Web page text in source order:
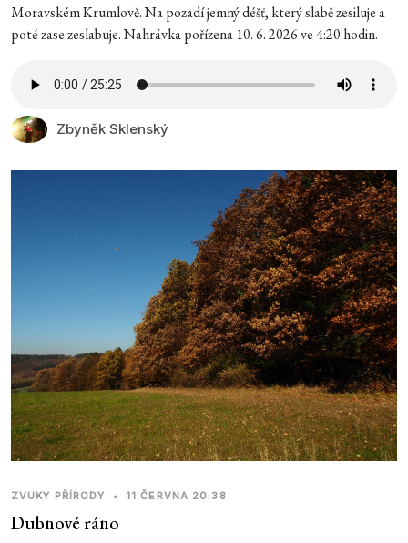
Moravském Krumlově. Na pozadí jemný déšť, který slabě zesiluje a
poté zase zeslabuje. Nahrávka pořízena 10. 6. 2026 ve 4:20 hodin.
Zbyněk Sklenský
ZVUKY PŘÍRODY • 11.ČERVNA 20:38
Dubnové ráno